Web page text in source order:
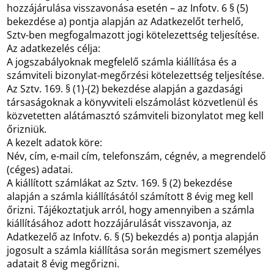
hozzájárulása visszavonása esetén – az Infotv. 6 § (5)
bekezdése a) pontja alapján az Adatkezelőt terhelő,
Sztv-ben megfogalmazott jogi kötelezettség teljesítése.
Az adatkezelés célja:
A jogszabályoknak megfelelő számla kiállítása és a
számviteli bizonylat-megőrzési kötelezettség teljesítése.
Az Sztv. 169. § (1)-(2) bekezdése alapján a gazdasági
társaságoknak a könyvviteli elszámolást közvetlenül és
közvetetten alátámasztó számviteli bizonylatot meg kell
őrizniük.
A kezelt adatok köre:
Név, cím, e-mail cím, telefonszám, cégnév, a megrendelő
(céges) adatai.
A kiállított számlákat az Sztv. 169. § (2) bekezdése
alapján a számla kiállításától számított 8 évig meg kell
őrizni. Tájékoztatjuk arról, hogy amennyiben a számla
kiállításához adott hozzájárulását visszavonja, az
Adatkezelő az Infotv. 6. § (5) bekezdés a) pontja alapján
jogosult a számla kiállítása során megismert személyes
adatait 8 évig megőrizni.